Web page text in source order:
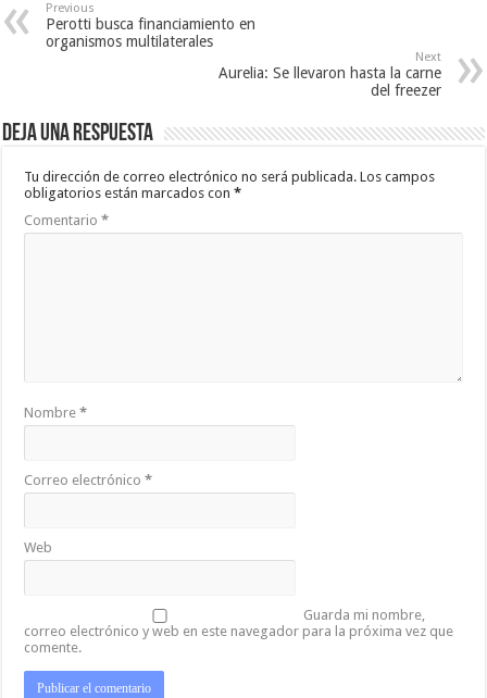
Previous
Perotti busca financiamiento en
organismos multilaterales
Next
Aurelia: Se llevaron hasta la carne
del freezer
Deja una respuesta
Tu dirección de correo electrónico no será publicada. Los campos
obligatorios están marcados con*
Comentario*
Nombre*
Correo electrónico*
Web
Guarda mi nombre,
correo electrónico y web en este navegador para la próxima vez que
comente.